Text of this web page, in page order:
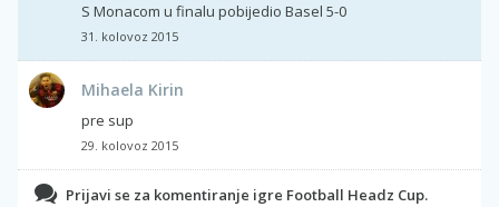
S Monacom u finalu pobijedio Basel 5-0
31. kolovoz 2015
Mihaela Kirin
pre sup
29. kolovoz 2015
Prijavi se za komentiranje igre Football Headz Cup.